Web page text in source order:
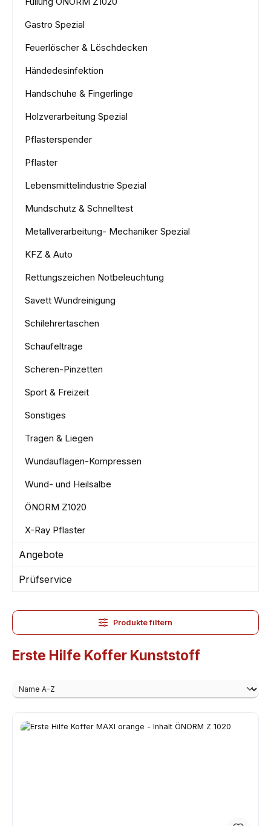
Gastro Spezial
Feuerlöscher & Löschdecken
Händedesinfektion
Handschuhe & Fingerlinge
Holzverarbeitung Spezial
Pflasterspender
Pflaster
Lebensmittelindustrie Spezial
Mundschutz & Schnelltest
Metallverarbeitung- Mechaniker Spezial
KFZ & Auto
Rettungszeichen Notbeleuchtung
Savett Wundreinigung
Schilehrertaschen
Schaufeltrage
Scheren-Pinzetten
Sport & Freizeit
Sonstiges
Tragen & Liegen
Wundauflagen-Kompressen
Wund- und Heilsalbe
ÖNORM Z1020
X-Ray Pflaster
Angebote
Prüfservice
Produkte filtern
Erste Hilfe Koffer Kunststoff